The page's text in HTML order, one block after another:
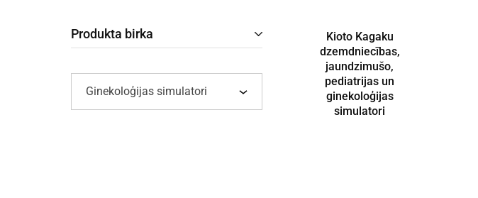
Kioto Kagaku
dzemdniecības,
jaundzimušo,
pediatrijas un
ginekoloģijas
simulatori
Produkta birka
Ginekoloģijas simulatori